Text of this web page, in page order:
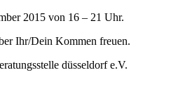
2015 von 16 – 21 Uhr.
Ihr/Dein Kommen freuen.
düsseldorf e.V.